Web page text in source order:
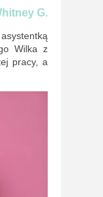
G.
Wilka z
pracy, a